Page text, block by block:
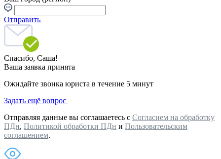
Отправить
Спасибо, Саша!
Ваша заявка принята
Ожидайте звонка юриста в течение 5 минут
Задать ещё вопрос
Отправляя данные вы соглашаетесь с Согласием на обработку
ПДн, Политикой обработки ПДн и Пользовательским
соглашением.